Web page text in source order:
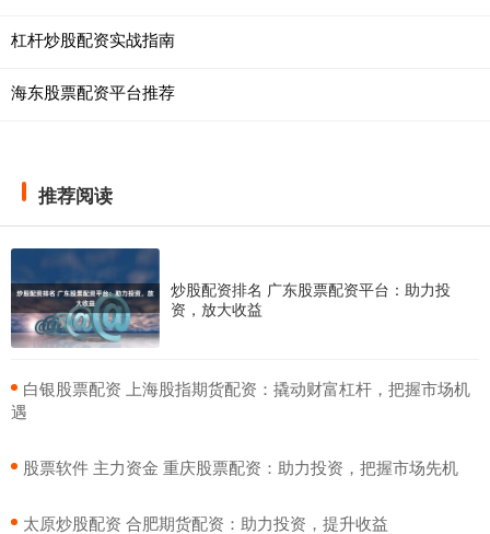
杠杆炒股配资实战指南
海东股票配资平台推荐
推荐阅读
炒股配资排名 广东股票配资平台：助力投
资，放大收益
​白银股票配资 上海股指期货配资：撬动财富杠杆，把握市场机
遇
​股票软件 主力资金 重庆股票配资：助力投资，把握市场先机
​太原炒股配资 合肥期货配资：助力投资，提升收益